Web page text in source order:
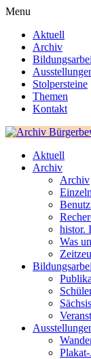
Menu
Aktuell
Archiv
Stolpersteine
Themen
Kontakt
Aktuell
Archiv
Archiv
histor.
Was